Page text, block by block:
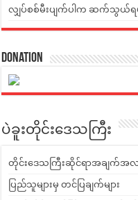
လျှပ်စစ်မီးပျက်ပါက ဆက်သွယ်ရမ
Donation
ပဲခူးတိုင်းဒေသကြီး
တိုင်းဒေသကြီးဆိုင်ရာအချက်အလ
ပြည်သူများမှ တင်ပြချက်များ